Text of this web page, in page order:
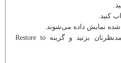
نمایش داده می‌شوند.
برای بازگرداندن، روی پیام مدنظرتان بزنید و گزینه Restore to